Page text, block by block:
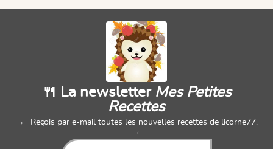
🍴 La newsletter Mes Petites
Recettes
Reçois par e-mail toutes les nouvelles recettes de licorne77.